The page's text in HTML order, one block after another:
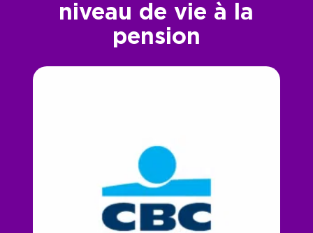
niveau de vie à la
pension